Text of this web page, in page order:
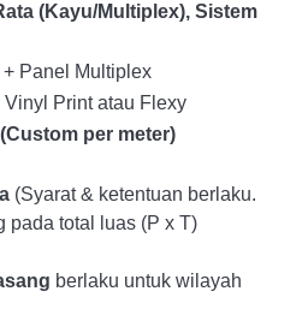
(Kayu/Multiplex), Sistem
Panel Multiplex
Print atau Flexy
per meter)
(Syarat & ketentuan berlaku.
pada total luas (P x T)
berlaku untuk wilayah